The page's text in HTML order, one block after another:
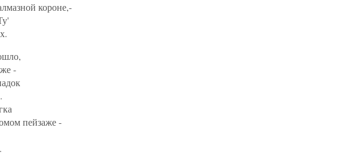
короне,-
-
пейзаже -